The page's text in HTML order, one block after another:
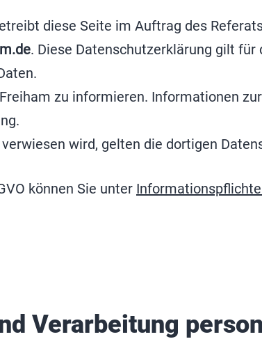
diese Seite im Auftrag des
. Diese Datenschutzerklärung gilt für
zu informieren. Informationen
wird, gelten die dortigen
können Sie unter
Verarbeitung